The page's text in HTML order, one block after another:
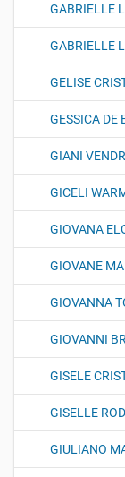
GABRIELLE
GABRIELLE
GELISE
GESSICA DE
GIANI
GICELI
GIOVANA
GIOVANE
GIOVANNA
GIOVANNI
GISELE
GISELLE
GIULIANO